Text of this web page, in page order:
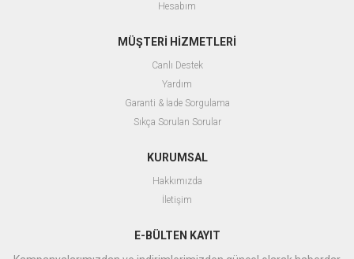
Hesabım
MÜŞTERİ HİZMETLERİ
Canlı Destek
Yardım
Garanti & İade Sorgulama
Sıkça Sorulan Sorular
KURUMSAL
Hakkımızda
İletişim
E-BÜLTEN KAYIT